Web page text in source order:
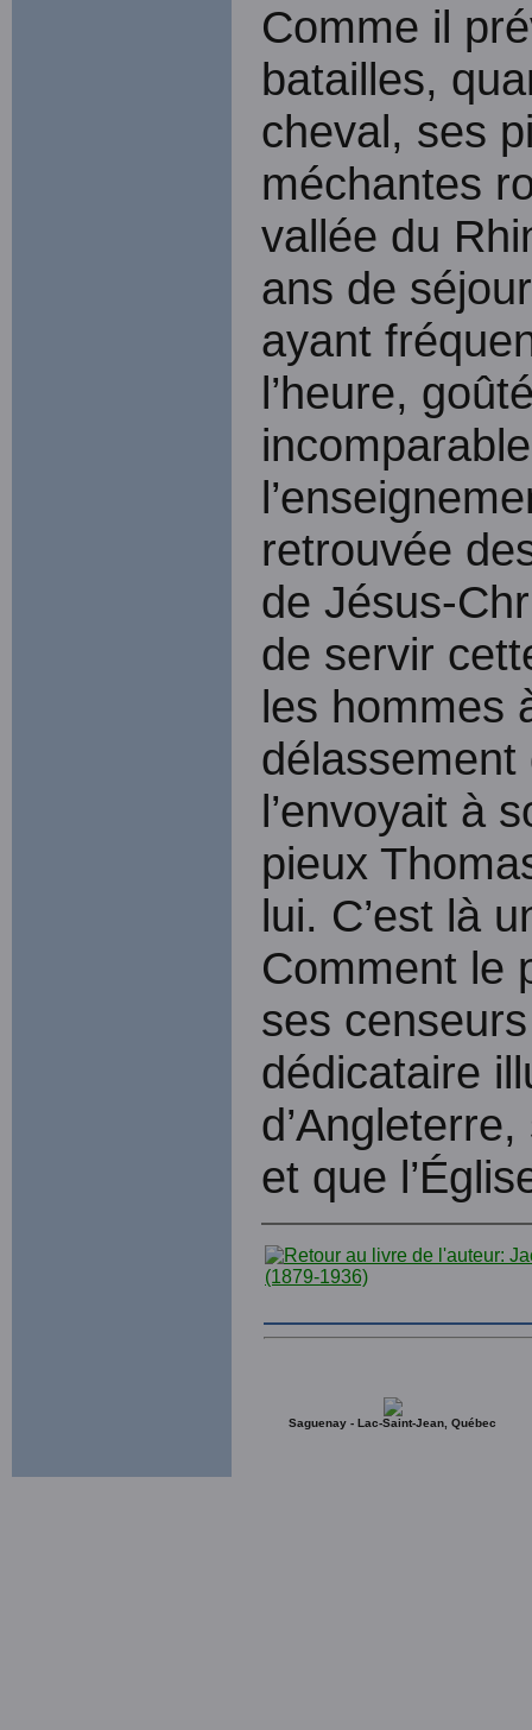
Comme il
batailles,
cheval, ses
méchantes
vallée du
ans de
ayant
l’heure,
retrouvée
de Jésus-
de servir
les hommes
délassement
l’envoyait à
pieux
lui. C’est là
Comment le
ses
dédicataire
et que
Saguenay - Lac-Saint-Jean, Québec